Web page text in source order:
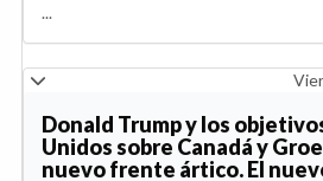
...
Donald Trump y los
Unidos sobre Canadá y
nuevo frente ártico. El